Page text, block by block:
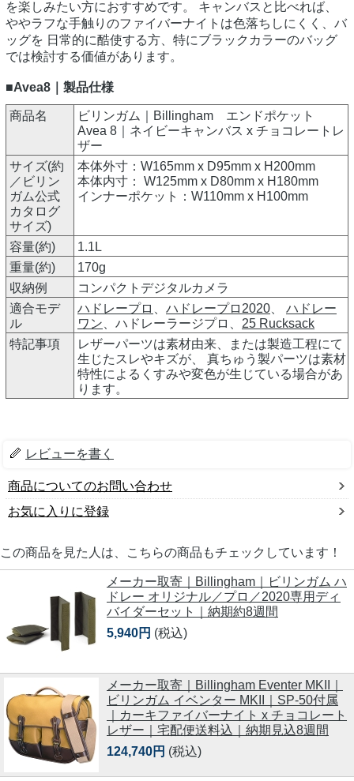
を楽しみたい方におすすめです。 キャンバスと比べれば、
ややラフな手触りのファイバーナイトは色落ちしにくく、バ
ッグを 日常的に酷使する方、特にブラックカラーのバッグ
では検討する価値があります。
■Avea8｜製品仕様
商品名
ビリンガム｜Billingham エンドポケット
Avea 8｜ネイビーキャンバス x チョコレートレ
ザー
サイズ(約
／ビリン
ガム公式
カタログ
サイズ)
本体外寸：W165mm x D95mm x H200mm
本体内寸： W125mm x D80mm x H180mm
インナーポケット：W110mm x H100mm
容量(約)
1.1L
重量(約)
170g
収納例
コンパクトデジタルカメラ
適合モデ
ル
ハドレープロ ハドレープロ2020
ハドレー
ワン 、ハドレーラージプロ、 25 Rucksack
特記事項
レザーパーツは素材由来、または製造工程にて
生じたスレやキズが、 真ちゅう製パーツは素材
特性によるくすみや変色が生じている場合があ
ります。
レビューを書く
商品についてのお問い合わせ
お気に入りに登録
この商品を見た人は、こちらの商品もチェックしています！
メーカー取寄｜Billingham｜ビリンガム ハ
ドレー オリジナル／プロ／2020専用ディ
バイダーセット｜納期約8週間
5,940円 (税込)
メーカー取寄｜Billingham Eventer MKII｜
ビリンガム イベンター MKII｜SP-50付属
｜カーキファイバーナイト x チョコレート
レザー｜宅配便送料込｜納期見込8週間
124,740円 (税込)